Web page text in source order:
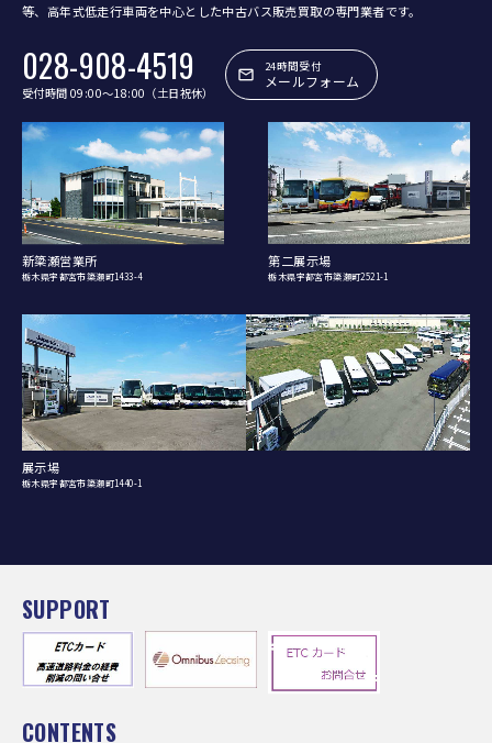
等、 高年式低走行車両を中心とした中古バス販売買取の専門業者です。
028-908-4519
受付時間 09:00〜18:00（土日祝休）
24時間受付
メールフォーム
新簗瀬営業所
栃木県宇都宮市簗瀬町1433-4
第二展示場
栃木県宇都宮市簗瀬町2521-1
展示場
栃木県宇都宮市簗瀬町1440-1
SUPPORT
CONTENTS